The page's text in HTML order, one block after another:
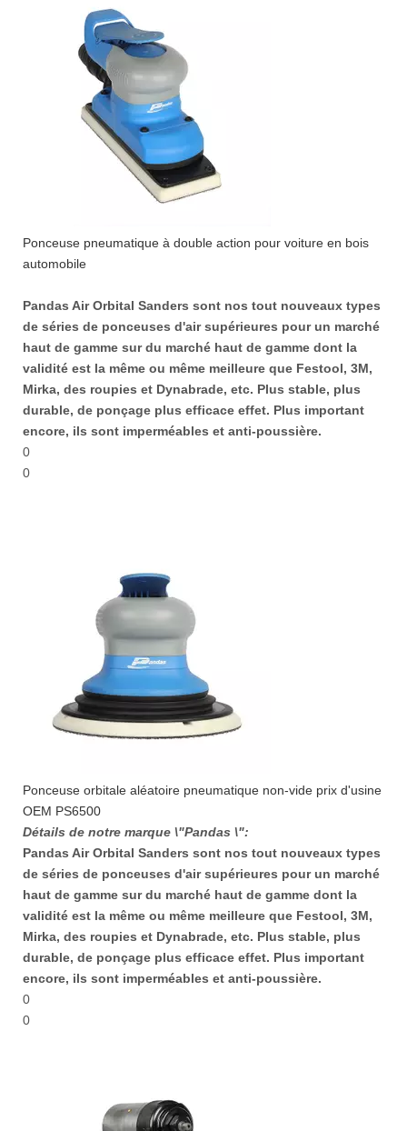
Ponceuse pneumatique à double action pour voiture en bois
automobile
Pandas Air Orbital Sanders sont nos tout nouveaux types
de séries de ponceuses d'air supérieures pour un marché
haut de gamme sur du marché haut de gamme dont la
validité est la même ou même meilleure que Festool, 3M,
Mirka, des roupies et Dynabrade, etc. Plus stable, plus
durable, de ponçage plus efficace effet. Plus important
encore, ils sont imperméables et anti-poussière.
0
0
Ponceuse orbitale aléatoire pneumatique non-vide prix d'usine
OEM PS6500
Détails de notre marque \"Pandas \":
Pandas Air Orbital Sanders sont nos tout nouveaux types
de séries de ponceuses d'air supérieures pour un marché
haut de gamme sur du marché haut de gamme dont la
validité est la même ou même meilleure que Festool, 3M,
Mirka, des roupies et Dynabrade, etc. Plus stable, plus
durable, de ponçage plus efficace effet. Plus important
encore, ils sont imperméables et anti-poussière.
0
0